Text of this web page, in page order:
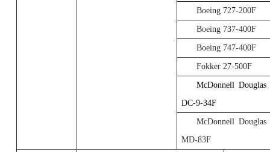
Boeing 727-200F
Boeing 737-400F
Boeing 747-400F
Fokker 27-500F
McDonnell Douglas
DC-9-34F
McDonnell Douglas
MD-83F